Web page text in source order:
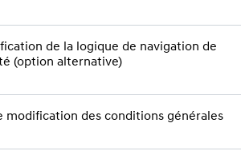
de la logique de navigation de
(option alternative)
modification des conditions générales